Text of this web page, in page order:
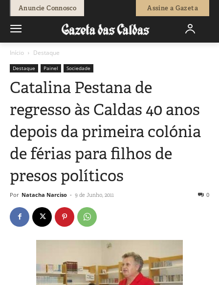
Anuncie Connosco Assine a Gazeta
Início Destaque
Destaque Painel Sociedade
Catalina Pestana de
regresso às Caldas 40 anos
depois da primeira colónia
de férias para filhos de
presos políticos
Por Natacha Narciso - 9 de Junho, 2011 0